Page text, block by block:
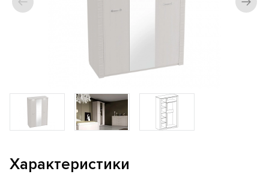
Характеристики